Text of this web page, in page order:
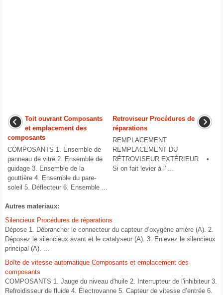
Toit ouvrant Composants
et emplacement des
composants
COMPOSANTS 1. Ensemble de
panneau de vitre 2. Ensemble de
guidage 3. Ensemble de la
gouttière 4. Ensemble du pare-
soleil 5. Déflecteur 6. Ensemble ...
Retroviseur Procédures de
réparations
REMPLACEMENT
REMPLACEMENT DU
RÉTROVISEUR EXTÉRIEUR •
Si on fait levier à l' ...
Autres materiaux:
Silencieux Procédures de réparations
Dépose 1. Débrancher le connecteur du capteur d’oxygène arrière (A). 2.
Déposez le silencieux avant et le catalyseur (A). 3. Enlevez le silencieux
principal (A). ...
Boîte de vitesse automatique Composants et emplacement des
composants
COMPOSANTS 1. Jauge du niveau d'huile 2. Interrupteur de l'inhibiteur 3.
Refroidisseur de fluide 4. Électrovanne 5. Capteur de vitesse d’entrée 6.